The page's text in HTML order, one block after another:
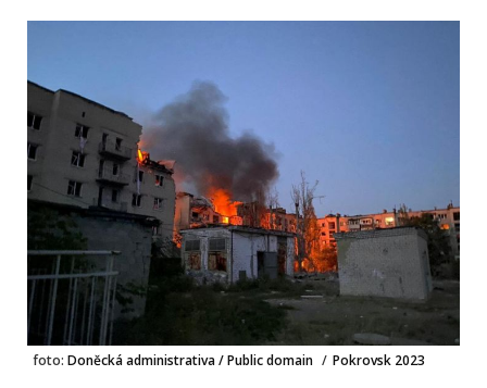
foto: Doněcká administrativa / Public domain / Pokrovsk 2023